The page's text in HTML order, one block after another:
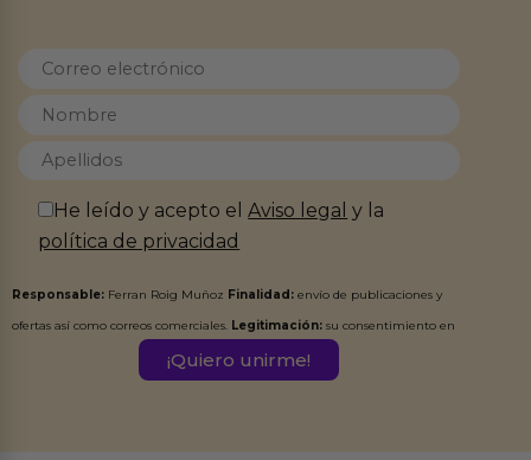
He leído y acepto elAviso legal y la
política de privacidad
Responsable: Ferran Roig Muñoz Finalidad: envío de publicaciones y
ofertas así como correos comerciales. Legitimación: su consentimiento en
Destinatarios:Ferran Roig Muñoz. Podrás ejercer tus